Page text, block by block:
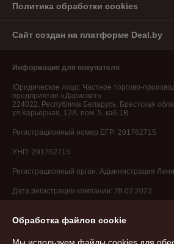
Политика обработки cookies
Сайт создан на платформе Deal.by
Информация для покупателя
Юридическое лицо: Частное торгово-
предприятие «Дарисвет»
224022, Республика Беларусь, Брестская
ул.Карьерная, 12А, пом. 5, каб.1В
Регистрационный номер ЕГР: 291762715
УНП: 291762715
Регистрационный орган: Администрация
Дата регистрации компании: 28.02.2023
Обработка файлов cookie